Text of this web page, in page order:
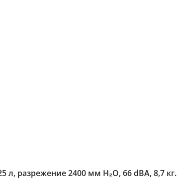
л, разрежение 2400 мм H₂O, 66 dBA, 8,7 кг.